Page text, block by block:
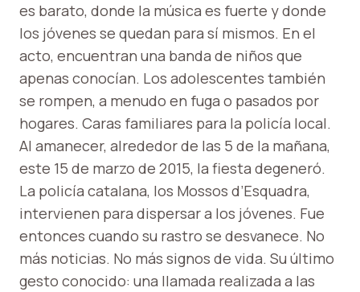
es barato, donde la música es fuerte y donde
los jóvenes se quedan para sí mismos. En el
acto, encuentran una banda de niños que
apenas conocían. Los adolescentes también
se rompen, a menudo en fuga o pasados por
hogares. Caras familiares para la policía local.
Al amanecer, alrededor de las 5 de la mañana,
este 15 de marzo de 2015, la fiesta degeneró.
La policía catalana, los Mossos d’Esquadra,
intervienen para dispersar a los jóvenes. Fue
entonces cuando su rastro se desvanece. No
más noticias. No más signos de vida. Su último
gesto conocido: una llamada realizada a las